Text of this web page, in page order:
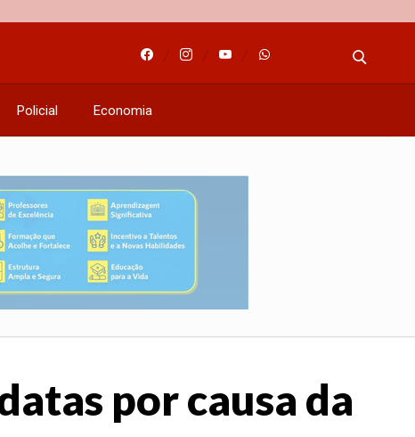
Policial Economia
por causa da